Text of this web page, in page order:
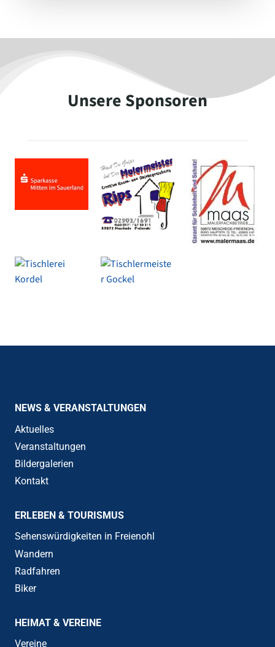
Unsere Sponsoren
NEWS & VERANSTALTUNGEN
Aktuelles
Veranstaltungen
Bildergalerien
Kontakt
ERLEBEN & TOURISMUS
Sehenswürdigkeiten in Freienohl
Wandern
Radfahren
Biker
HEIMAT & VEREINE
Vereine